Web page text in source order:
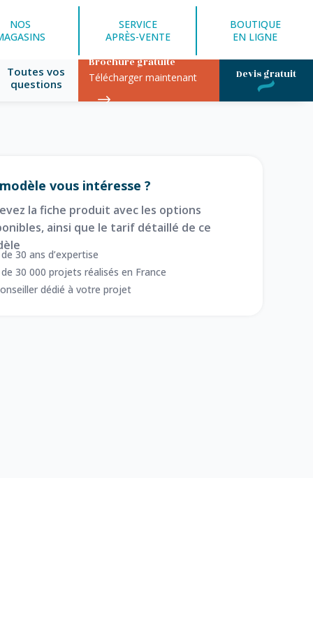
NOS
SERVICE
APRÈS-VENTE
BOUTIQUE
EN LIGNE
Toutes vos
questions
Brochure gratuite
Télécharger maintenant Devis gratuit
vous intéresse ?
la fiche produit avec les options
ainsi que le tarif détaillé de ce
30 ans d’expertise
30 000 projets réalisés en France
dédié à votre projet